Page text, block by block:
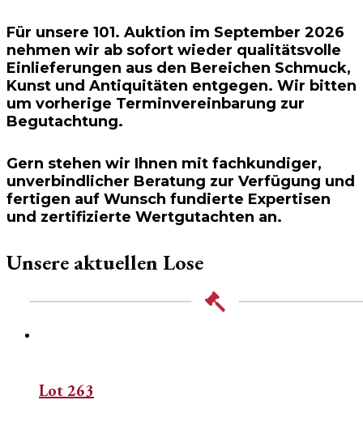
Für unsere 101. Auktion im September 2026
nehmen wir ab sofort wieder qualitätsvolle
Einlieferungen aus den Bereichen Schmuck,
Kunst und Antiquitäten entgegen. Wir bitten
um vorherige Terminvereinbarung zur
Begutachtung.
Gern stehen wir Ihnen mit fachkundiger,
unverbindlicher Beratung zur Verfügung und
fertigen auf Wunsch fundierte Expertisen
und zertifizierte Wertgutachten an.
Unsere aktuellen Lose
Lot 263